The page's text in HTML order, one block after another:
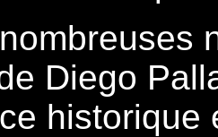
Diego